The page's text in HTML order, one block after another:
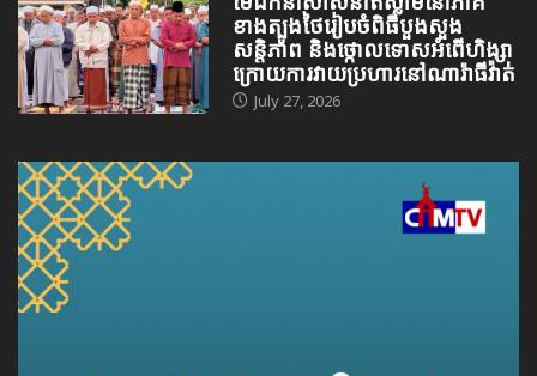
ខាងត្បូងថៃរៀបចំពិធីបួងសួង
សន្តិភាព និងថ្កោលទោសអំពើហិង្សា
ក្រោយការវាយប្រហារនៅណារ៉ាធីវ៉ាត់
July 27, 2026